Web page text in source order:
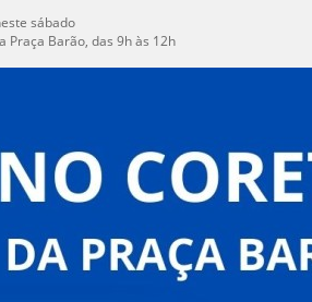
sábado
Praça Barão, das 9h às 12h